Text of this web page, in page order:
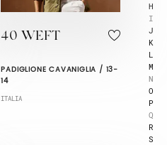
H
I
J
K
L
M
N
O
P
Q
R
S
40 WEFT
PADIGLIONE CAVANIGLIA / 13-
14
ITALIA